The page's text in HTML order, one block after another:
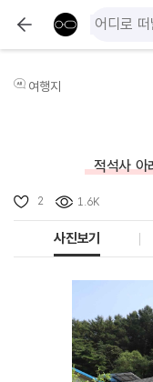
여행지
적석사 아
2 1.6K
사진보기